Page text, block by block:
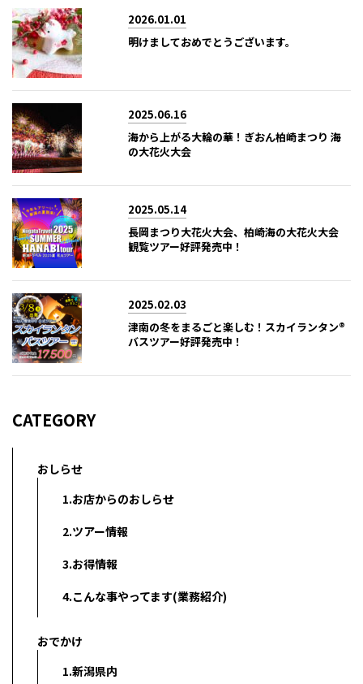
2026.01.01
明けましておめでとうございます。
2025.06.16
海から上がる大輪の華！ぎおん柏崎まつり 海
の大花火大会
2025.05.14
長岡まつり大花火大会、柏崎海の大花火大会
観覧ツアー好評発売中！
2025.02.03
津南の冬をまるごと楽しむ！スカイランタン®
バスツアー好評発売中！
CATEGORY
おしらせ
1.お店からのおしらせ
2.ツアー情報
3.お得情報
4.こんな事やってます(業務紹介)
おでかけ
1.新潟県内